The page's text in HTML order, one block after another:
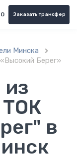
Заказать трансфер
Минска 
Берег»
ТОК
в